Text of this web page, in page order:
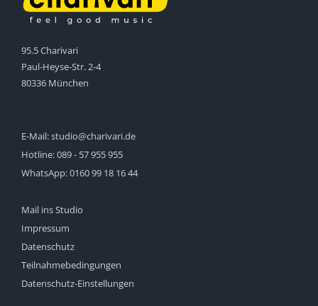
95.5 Charivari
Paul-Heyse-Str. 2-4
80336 München
E-Mail:studio@charivari.de
Hotline:089 - 57 955 955
WhatsApp:0160 99 18 16 44
Mail ins Studio
Impressum
Datenschutz
Teilnahmebedingungen
Datenschutz-Einstellungen